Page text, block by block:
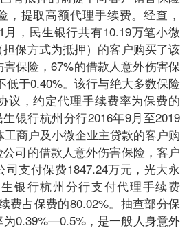
，提取高额代理手续费。经查，
月，民生银行共有10.19万笔小微
保方式为抵押）的客户购买了该
保险，67%的借款人意外伤害保
低于0.40%。该行与绝大多数保险
议，约定代理手续费率为保费的
银行杭州分行2016年9月至2019
商户及小微企业主贷款的客户购
司的借款人意外伤害保险，客户
支付保费1847.24万元，光大永
银行杭州分行支付代理手续费
费占保费的80.02%。抽查部分保
0.39%—0.5%，是一般人身意外